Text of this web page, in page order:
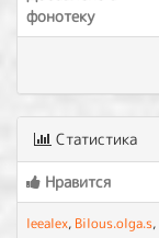
фонотеку
Статистика
Нравится
leealex, Bilous.olga.s,